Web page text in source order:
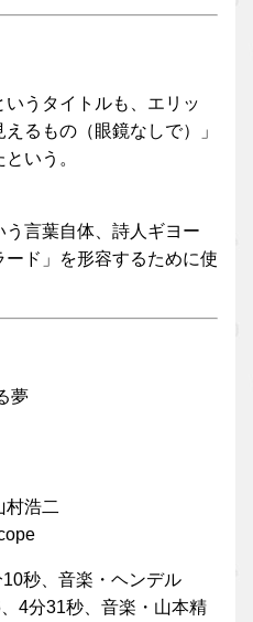
いうタイトルも、エリッ
るもの（眼鏡なしで）」
いう。
う言葉自体、詩人ギヨー
ド」を形容するために使
夢
村浩二
秒、音楽・ヘンデル
4分31秒、音楽・山本精